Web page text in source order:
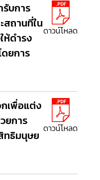
บการ
สถานที่ใน
ห้ดำรง
ยการ
ดาวน์โหลด
เพื่อแต่ง
ยการ
ทธิมนุษย ดาวน์โหลด